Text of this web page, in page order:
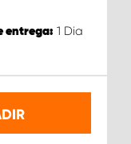
entrega: 1 Dia